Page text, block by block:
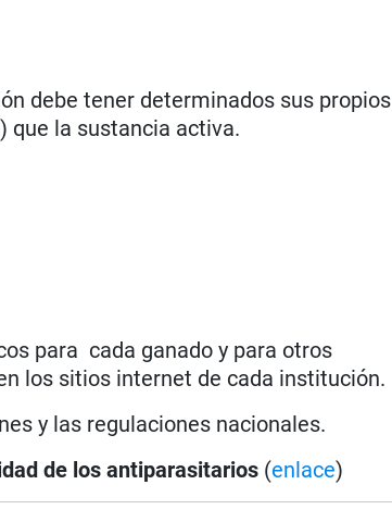
debe tener determinados sus propios
que la sustancia activa.
para cada ganado y para otros
los sitios internet de cada institución.
y las regulaciones nacionales.
de los antiparasitarios (enlace)